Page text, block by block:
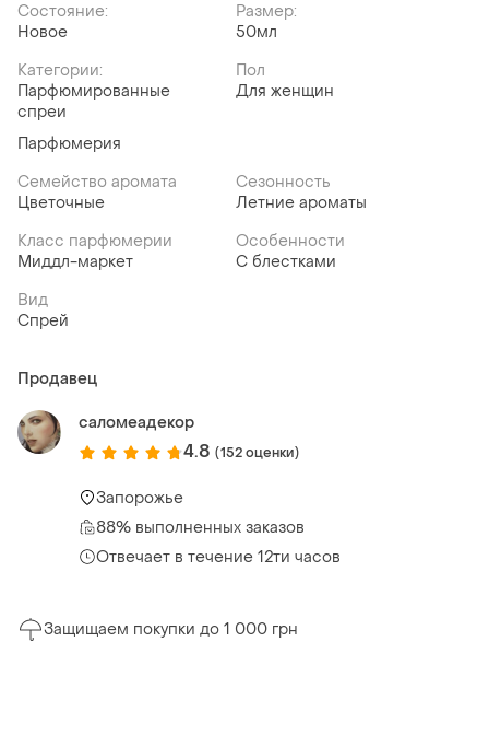
Состояние:
Новое
Размер:
50мл
Категории:
Парфюмированные
спреи
Парфюмерия
Пол
Для женщин
Семейство аромата
Цветочные
Сезонность
Летние ароматы
Класс парфюмерии
Миддл-маркет
Особенности
C блестками
Вид
Спрей
Продавец
саломеадекор
4.8 (152 оценки)
Запорожье
88% выполненных заказов
Отвечает в течение 12ти часов
Защищаем покупки до 1 000 грн